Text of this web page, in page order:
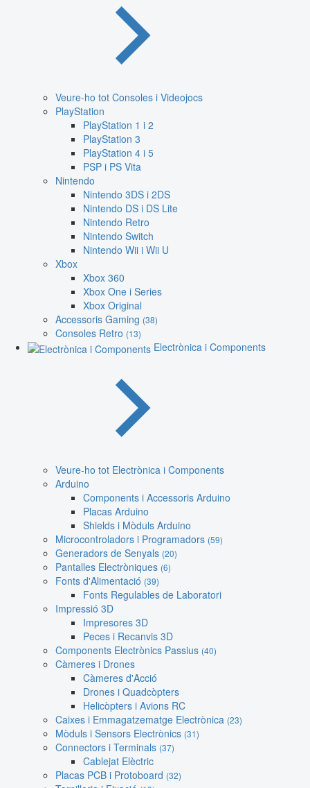
Veure-ho tot Consoles i Videojocs
PlayStation
PlayStation 1 i 2
PlayStation 3
PlayStation 4 i 5
PSP i PS Vita
Nintendo
Nintendo 3DS i 2DS
Nintendo DS i DS Lite
Nintendo Retro
Nintendo Switch
Nintendo Wii i Wii U
Xbox
Xbox 360
Xbox One i Series
Xbox Original
Accessoris Gaming (38)
Consoles Retro (13)
Electrònica i Components
Veure-ho tot Electrònica i Components
Arduino
Components i Accessoris Arduino
Placas Arduino
Shields i Mòduls Arduino
Microcontroladors i Programadors (59)
Generadors de Senyals (20)
Pantalles Electròniques (6)
Fonts d'Alimentació (39)
Fonts Regulables de Laboratori
Impressió 3D
Impresores 3D
Peces i Recanvis 3D
Components Electrònics Passius (40)
Càmeres i Drones
Càmeres d'Acció
Drones i Quadcòpters
Helicòpters i Avions RC
Caixes i Emmagatzematge Electrònica (23)
Mòduls i Sensors Electrònics (31)
Connectors i Terminals (37)
Cablejat Elèctric
Placas PCB i Protoboard (32)